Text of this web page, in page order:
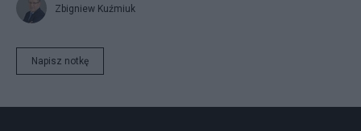
Zbigniew Kuźmiuk
Napisz notkę